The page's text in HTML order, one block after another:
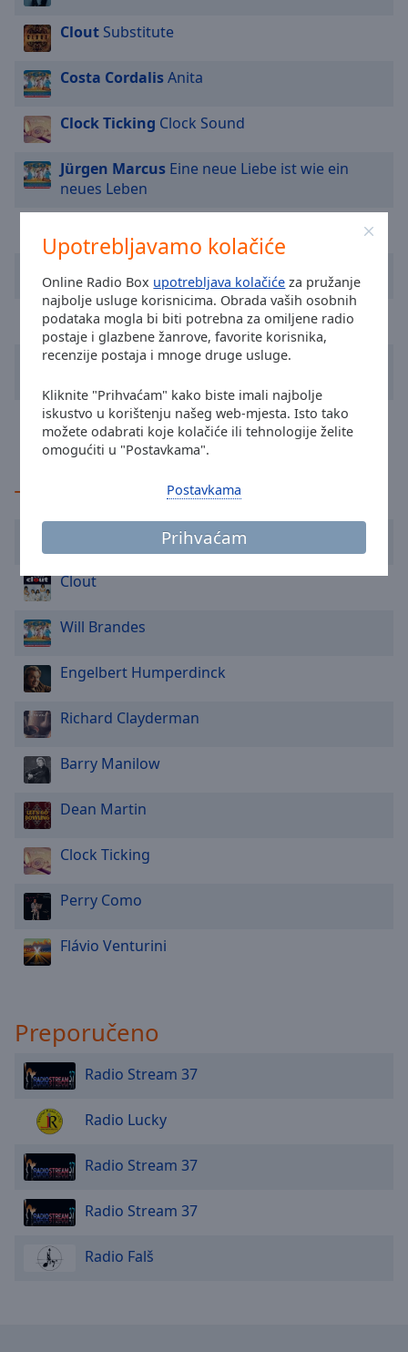
Upotrebljavamo kolačiće
Online Radio Box upotrebljava kolačiće za pružanje
najbolje usluge korisnicima. Obrada vaših osobnih
podataka mogla bi biti potrebna za omiljene radio
postaje i glazbene žanrove, favorite korisnika,
recenzije postaja i mnoge druge usluge.
Kliknite "Prihvaćam" kako biste imali najbolje
iskustvo u korištenju našeg web-mjesta. Isto tako
možete odabrati koje kolačiće ili tehnologije želite
omogućiti u "Postavkama".
Prihvaćam
Postavkama
and
close
window.
Text
Color
Opacity
Caption
Background
Size
Text
Style
Font
Reset
Done
Close
Modal
Dialog
End
window.
Clout Substitute
Costa CordalisAnita
Clock Ticking Clock Sound
Jürgen Marcus Eine neue Liebe ist wie ein
neues Leben
Roberta Kelly Aie
Engelbert HumperdinckQuando Quando
Dream Melanie Thornton - Wonderful Dream
(Holidays Are Coming)
TOP glazbenici
Dionne Warwick
Clout
Will Brandes
Engelbert Humperdinck
Richard Clayderman
Barry Manilow
Dean Martin
Clock Ticking
Perry Como
Flávio Venturini
Preporučeno
Radio Stream 37
Radio Lucky
Radio Stream 37
Radio Stream 37
Radio Falš